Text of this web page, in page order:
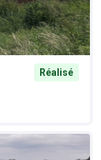
Réalisé